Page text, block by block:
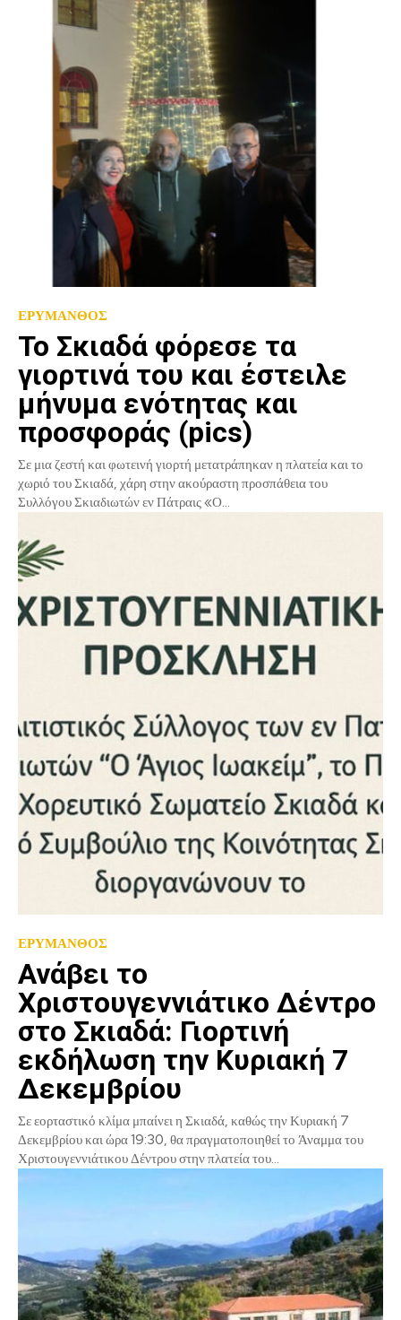
ΕΡΥΜΑΝΘΟΣ
Το Σκιαδά φόρεσε τα
γιορτινά του και έστειλε
μήνυμα ενότητας και
προσφοράς (pics)
Σε μια ζεστή και φωτεινή γιορτή μετατράπηκαν η πλατεία και το
χωριό του Σκιαδά, χάρη στην ακούραστη προσπάθεια του
Συλλόγου Σκιαδιωτών εν Πάτραις «Ο...
ΕΡΥΜΑΝΘΟΣ
Ανάβει το
Χριστουγεννιάτικο Δέντρο
στo Σκιαδά: Γιορτινή
εκδήλωση την Κυριακή 7
Δεκεμβρίου
Σε εορταστικό κλίμα μπαίνει η Σκιαδά, καθώς την Κυριακή 7
Δεκεμβρίου και ώρα 19:30, θα πραγματοποιηθεί το Άναμμα του
Χριστουγεννιάτικου Δέντρου στην πλατεία του...